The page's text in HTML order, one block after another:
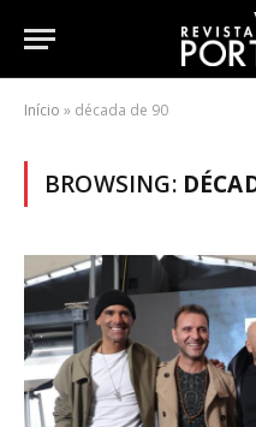
Início » década de 90
BROWSING: